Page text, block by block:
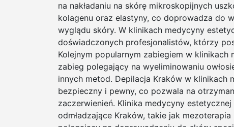
na nakładaniu na skórę mikroskopijnych
kolagenu oraz elastyny, co doprowadza do
wyglądu skóry. W klinikach medycyny
doświadczonych profesjonalistów, którzy
Kolejnym popularnym zabiegiem w
zabieg polegający na wyeliminowaniu
innych metod. Depilacja Kraków w klinikach
bezpieczny i pewny, co pozwala na
zaczerwienień. Klinika medycyny
odmładzające Kraków, takie jak